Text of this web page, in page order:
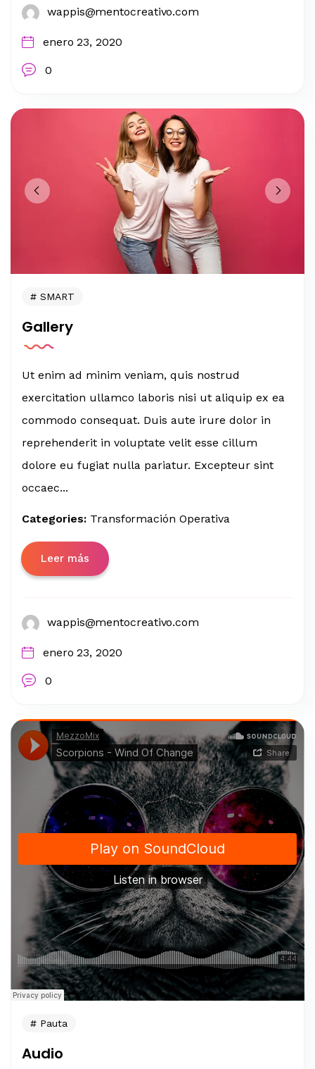
wappis@mentocreativo.com
enero 23, 2020
0
SMART
Gallery
Ut enim ad minim veniam, quis nostrud
exercitation ullamco laboris nisi ut aliquip ex ea
commodo consequat. Duis aute irure dolor in
reprehenderit in voluptate velit esse cillum
dolore eu fugiat nulla pariatur. Excepteur sint
occaec...
Categories: Transformación Operativa
Leer más
wappis@mentocreativo.com
enero 23, 2020
0
Pauta
Audio